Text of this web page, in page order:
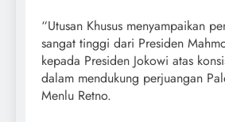
“Utusan Khusus menyampaikan
sangat tinggi dari Presiden
kepada Presiden Jokowi atas
dalam mendukung perjuangan
Menlu Retno.